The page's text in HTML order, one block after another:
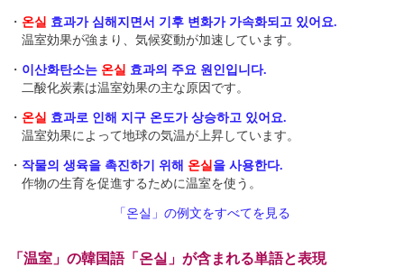
・ 온실 효과가 심해지면서 기후 변화가 가속화되고 있어요.
温室効果が強まり、気候変動が加速しています。
・ 이산화탄소는 온실 효과의 주요 원인입니다.
二酸化炭素は温室効果の主な原因です。
・ 온실 효과로 인해 지구 온도가 상승하고 있어요.
温室効果によって地球の気温が上昇しています。
・ 작물의 생육을 촉진하기 위해 온실 을 사용한다.
作物の生育を促進するために温室を使う。
「온실」の例文をすべてを見る
「温室」の韓国語「온실」が含まれる単語と表現